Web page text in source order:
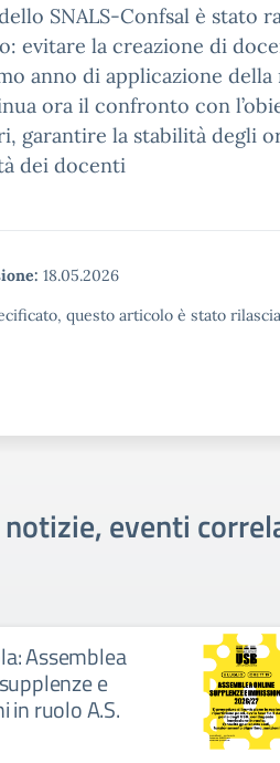
SNALS-Confsal è stato
evitare la creazione di
anno di applicazione della
ora il confronto con
garantire la stabilità degli
dei docenti
18.05.2026
questo articolo è stato
eventi
Assemblea
e
in ruolo A.S.